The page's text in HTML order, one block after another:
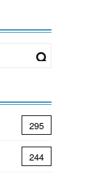
295
244